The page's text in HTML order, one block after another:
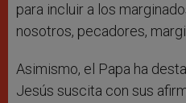
para incluir a los
nosotros, pecadores,
Asimismo, el Papa ha
Jesús suscita con sus